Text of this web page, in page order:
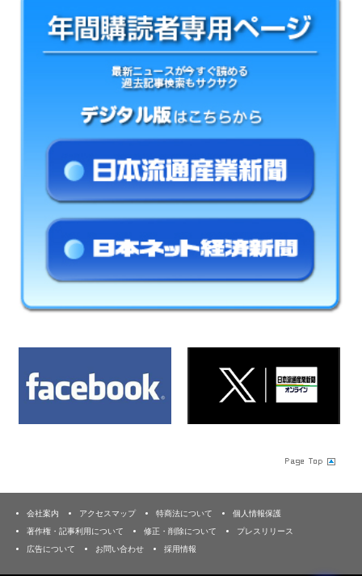
会社案内 アクセスマップ 特商法について
個人情報保護
著作権・記事利用について
修正・削除について
プレスリリース
広告について
お問い合わせ 採用情報